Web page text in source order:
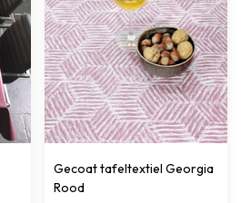
Gecoat tafeltextiel Georgia
Rood